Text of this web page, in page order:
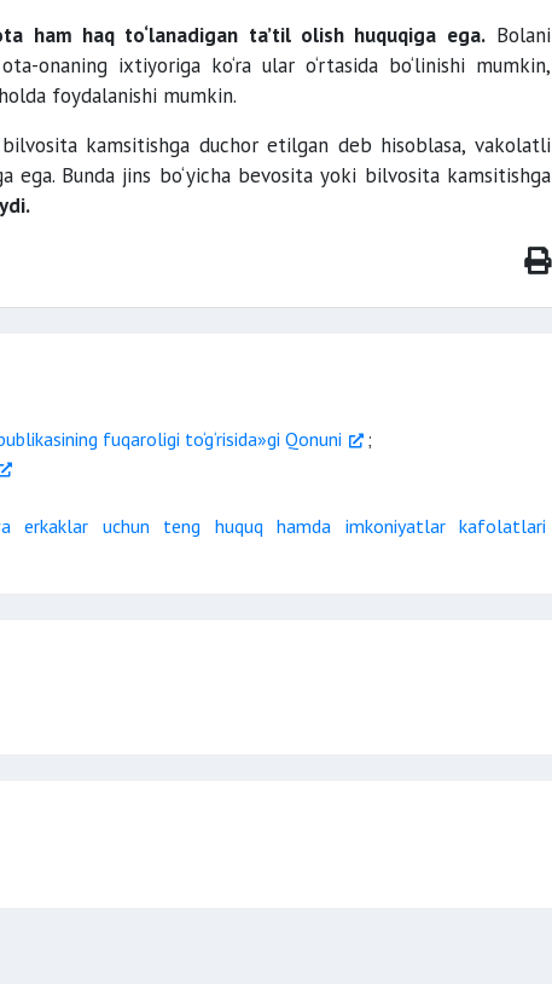
ham haq to‘lanadigan ta’til olish huquqiga ega.Bolani
onaning ixtiyoriga ko‘ra ular o‘rtasida bo‘linishi mumkin,
foydalanishi mumkin.
kamsitishga duchor etilgan deb hisoblasa, vakolatli
ega. Bunda jins bo‘yicha bevosita yoki bilvosita kamsitishga
fuqaroligi to‘g‘risida»gi Qonuni
;
erkaklar uchun teng huquq hamda imkoniyatlar kafolatlari